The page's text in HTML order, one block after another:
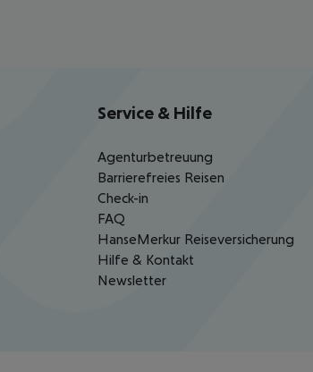
Service & Hilfe
Agenturbetreuung
Barrierefreies Reisen
Check-in
FAQ
HanseMerkur Reiseversicherung
Hilfe & Kontakt
Newsletter